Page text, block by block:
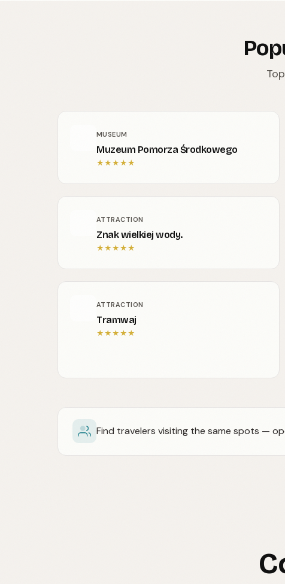
MUSEUM
Muzeum Pomorza Środkowego
★★★★★
ATTRACTION
Znak wielkiej wody.
★★★★★
ATTRACTION
Tramwaj
★★★★★
Find travelers visiting the same spots —